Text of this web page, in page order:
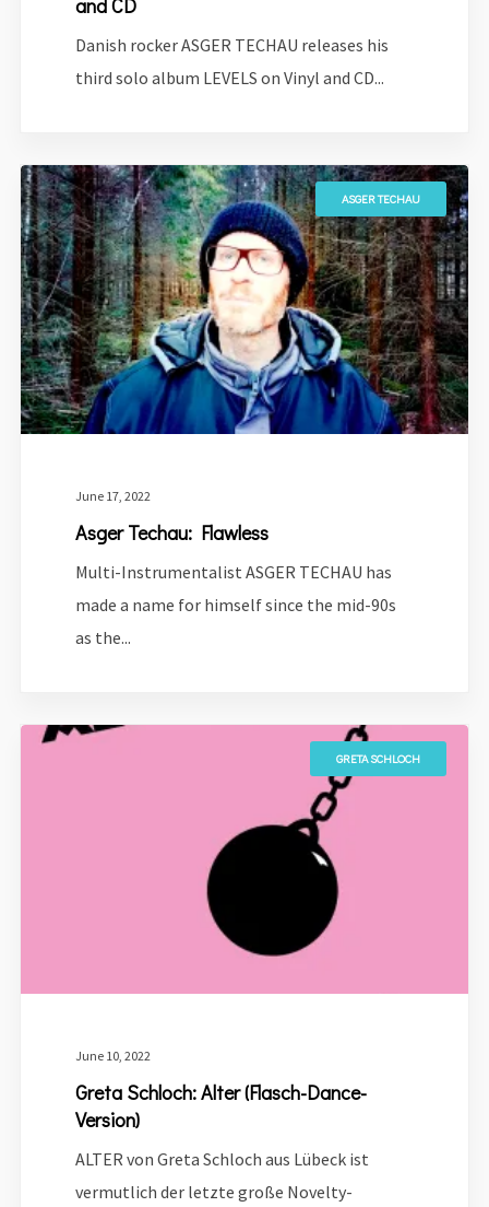
Danish rocker ASGER TECHAU releases his
third solo album LEVELS on Vinyl and CD...
ASGER TECHAU
June 17, 2022
Asger Techau: Flawless
Multi-Instrumentalist ASGER TECHAU has
made a name for himself since the mid-90s
as the...
GRETA SCHLOCH
June 10, 2022
Greta Schloch: Alter (Flasch-Dance-
Version)
ALTER von Greta Schloch aus Lübeck ist
vermutlich der letzte große Novelty-